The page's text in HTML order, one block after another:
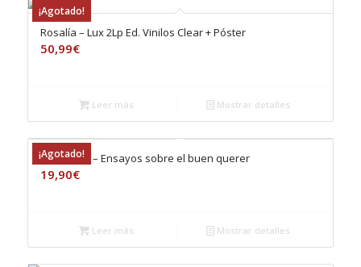
¡Agotado!
Rosalía – Lux 2Lp Ed. Vinilos Clear + Póster
50,99€
Leer más Mostrar detalles
¡Agotado!
La Rosalía – Ensayos sobre el buen querer
19,90€
Leer más Mostrar detalles